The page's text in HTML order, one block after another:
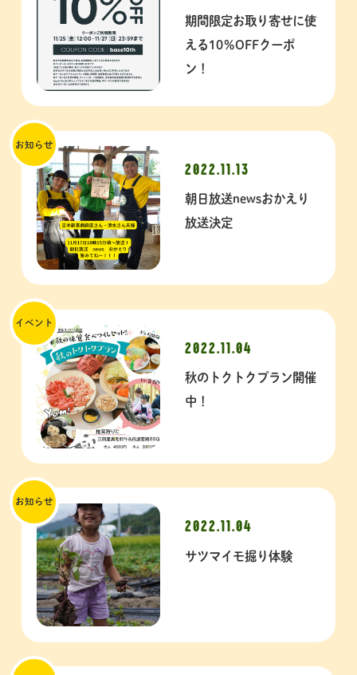
期間限定お取り寄せに使
える10％OFFクーポ
ン！
お知らせ
2022.11.13
朝日放送newsおかえり
放送決定
イベント
2022.11.04
秋のトクトクプラン開催
中！
お知らせ
2022.11.04
サツマイモ掘り体験